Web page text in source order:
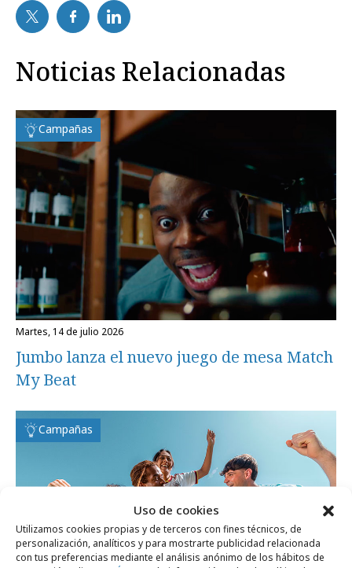
Uso de cookies
Utilizamos cookies propias y de terceros con fines técnicos, de
personalización, analíticos y para mostrarte publicidad relacionada
con tus preferencias mediante el análisis anónimo de los hábitos de
Noticias Relacionadas
Campañas
martes, 14 de julio 2026
Jumbo lanza el nuevo juego de mesa Match
My Beat
Campañas